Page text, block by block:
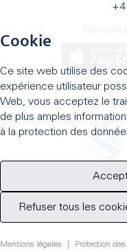
Cookie
Ce site web utilise des
expérience utilisateur
Web, vous acceptez le
de plus amples
à la protection des
Refuser tous les
Mentions légales Protection